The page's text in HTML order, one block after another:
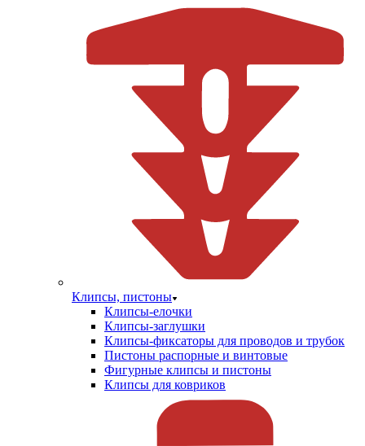
Клипсы, пистоны
Клипсы-елочки
Клипсы-заглушки
Клипсы-фиксаторы для проводов и трубок
Пистоны распорные и винтовые
Фигурные клипсы и пистоны
Клипсы для ковриков